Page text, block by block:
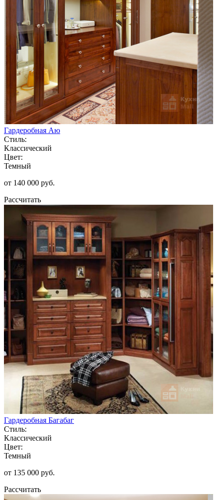
Гардеробная Аю
Стиль:
Классический
Цвет:
Темный
от 140 000 руб.
Рассчитать
Гардеробная Багабаг
Стиль:
Классический
Цвет:
Темный
от 135 000 руб.
Рассчитать